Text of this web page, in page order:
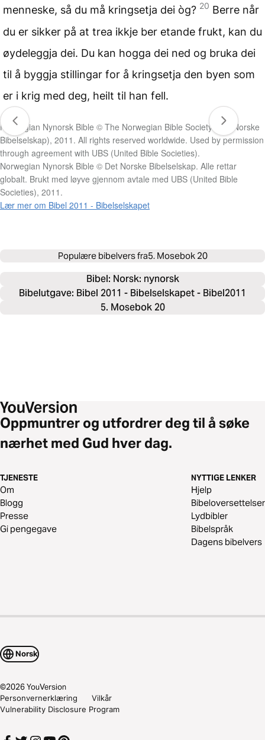
menneske, så du må kringsetja dei òg? 20 Berre når
du er sikker på at trea ikkje ber etande frukt, kan du
øydeleggja dei. Du kan hogga dei ned og bruka dei
til å byggja stillingar for å kringsetja den byen som
er i krig med deg, heilt til han fell.
Norwegian Nynorsk Bible © The Norwegian Bible Society (Det Norske
Bibelselskap), 2011. All rights reserved worldwide. Used by permission
through agreement with UBS (United Bible Societies).
Norwegian Nynorsk Bible © Det Norske Bibelselskap. Alle rettar
globalt. Brukt med løyve gjennom avtale med UBS (United Bible
Societies), 2011.
Lær mer om Bibel 2011 - Bibelselskapet
Populære bibelvers fra5. Mosebok 20
Bibel: Norsk: nynorsk
Bibelutgave: Bibel 2011 - Bibelselskapet - Bibel2011
5. Mosebok 20
Oppmuntrer og utfordrer deg til å søke
nærhet med Gud hver dag.
TJENESTE
Om
Blogg
Presse
Gi pengegave
NYTTIGE LENKER
Hjelp
Bibeloversettelser
Lydbibler
Bibelspråk
Dagens bibelvers
Norsk
©2026YouVersion
Personvernerklæring
Vilkår
Vulnerability Disclosure Program